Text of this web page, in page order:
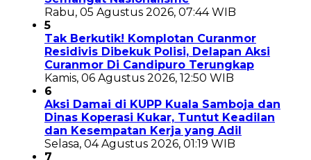
Rabu, 05 Agustus 2026, 07:44 WIB
5
Tak Berkutik! Komplotan Curanmor
Residivis Dibekuk Polisi, Delapan Aksi
Curanmor Di Candipuro Terungkap
Kamis, 06 Agustus 2026, 12:50 WIB
6
Aksi Damai di KUPP Kuala Samboja dan
Dinas Koperasi Kukar, Tuntut Keadilan
dan Kesempatan Kerja yang Adil
Selasa, 04 Agustus 2026, 01:19 WIB
7